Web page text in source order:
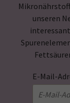
unseren
E-Mail-